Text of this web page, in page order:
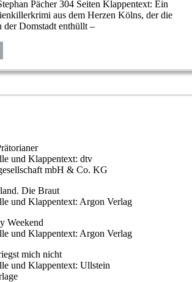
Pächer 304 Seiten Klappentext: Ein
aus dem Herzen Kölns, der die
der Domstadt enthüllt –
und Klappentext: dtv
mbH & Co. KG
und Klappentext: Argon Verlag
und Klappentext: Argon Verlag
und Klappentext: Ullstein